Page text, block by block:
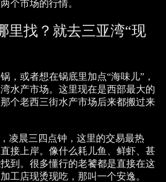
个市场的行情。
里找？就去三亚湾“现
，或者想在锅底里加点“海味儿”，
水产市场。这里现在是西部最大的
个老西三街水产市场后来都搬过来
凌晨三四点钟，这里的交易最热
接上岸。像什么耗儿鱼、鲜虾、甚
到。很多懂行的老饕都是直接在这
工店现烫现吃，那叫一个安逸。